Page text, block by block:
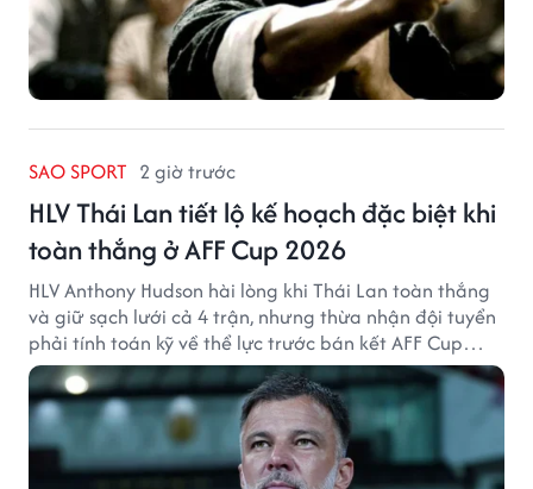
SAO SPORT 2 giờ trước
HLV Thái Lan tiết lộ kế hoạch đặc biệt khi
toàn thắng ở AFF Cup 2026
HLV Anthony Hudson hài lòng khi Thái Lan toàn thắng
và giữ sạch lưới cả 4 trận, nhưng thừa nhận đội tuyển
phải tính toán kỹ về thể lực trước bán kết AFF Cup
2026.